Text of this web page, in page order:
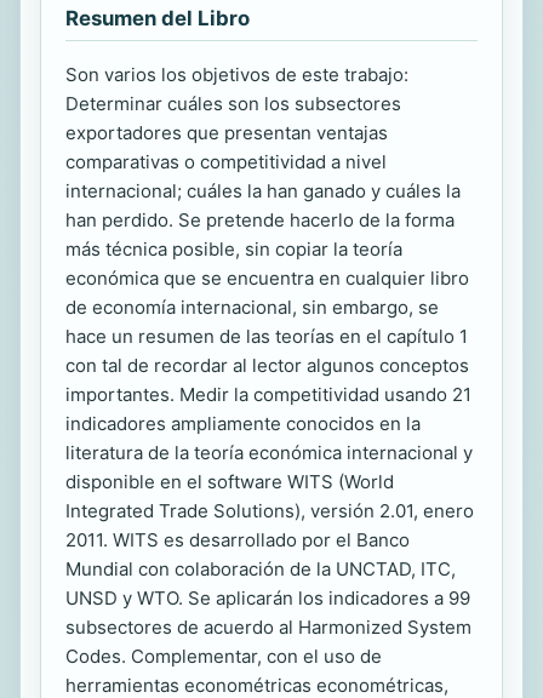
Resumen del Libro
Son varios los objetivos de este trabajo:
Determinar cuáles son los subsectores
exportadores que presentan ventajas
comparativas o competitividad a nivel
internacional; cuáles la han ganado y cuáles la
han perdido. Se pretende hacerlo de la forma
más técnica posible, sin copiar la teoría
económica que se encuentra en cualquier libro
de economía internacional, sin embargo, se
hace un resumen de las teorías en el capítulo 1
con tal de recordar al lector algunos conceptos
importantes. Medir la competitividad usando 21
indicadores ampliamente conocidos en la
literatura de la teoría económica internacional y
disponible en el software WITS (World
Integrated Trade Solutions), versión 2.01, enero
2011. WITS es desarrollado por el Banco
Mundial con colaboración de la UNCTAD, ITC,
UNSD y WTO. Se aplicarán los indicadores a 99
subsectores de acuerdo al Harmonized System
Codes. Complementar, con el uso de
herramientas econométricas econométricas,